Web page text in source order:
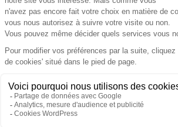
disparue après une montée des
par le Sparta Prague
augmenter le prix des assurances /
l'exploit